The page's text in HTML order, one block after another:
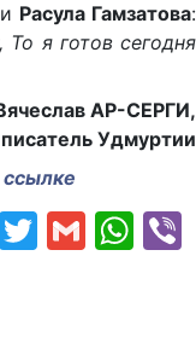
Расула Гамзатова:
я готов сегодня
АР-СЕРГИ,
Удмуртии
ссылке
Facebook
Twitter
Gmail